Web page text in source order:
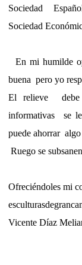
Sociedad
Sociedad
En mi humilde
buena pero yo
El relieve
informativas
se
puede ahorrar
Ruego se subsanen
Ofreciéndoles mi
Vicente Díaz